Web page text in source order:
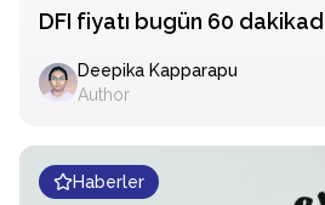
DFI fiyatı bugün 60
Deepika Kapparapu
Author
Haberler